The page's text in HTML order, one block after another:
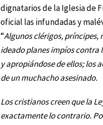
dignatarios de la Iglesia de
oficial las infundadas y
“Algunos clérigos, príncipes,
ideado planes impíos contra
y apropiándose de ellos; los
de un muchacho asesinado.
Los cristianos creen que la
exactamente lo contrario.